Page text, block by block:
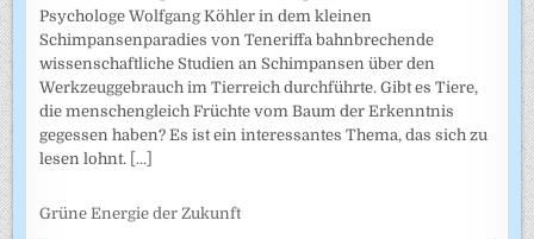
Psychologe Wolfgang Köhler in dem kleinen
Schimpansenparadies von Teneriffa bahnbrechende
wissenschaftliche Studien an Schimpansen über den
Werkzeuggebrauch im Tierreich durchführte. Gibt es Tiere,
die menschengleich Früchte vom Baum der Erkenntnis
gegessen haben? Es ist ein interessantes Thema, das sich zu
lesen lohnt. [...]
Grüne Energie der Zukunft